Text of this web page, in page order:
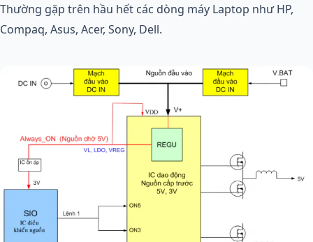
Thường gặp trên hầu hết các dòng máy Laptop như HP,
Compaq, Asus, Acer, Sony, Dell.